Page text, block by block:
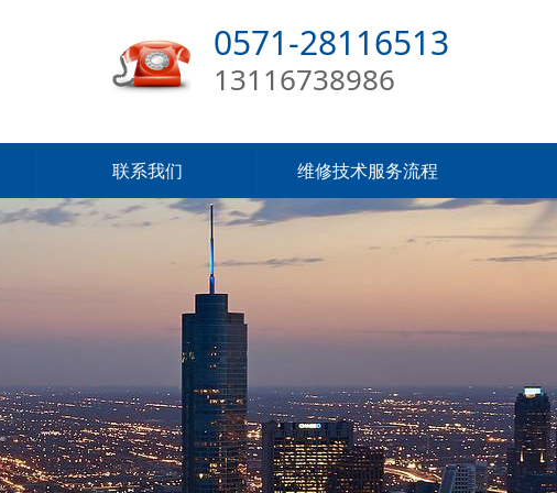
0571-28116513
13116738986
联系我们 维修技术服务流程